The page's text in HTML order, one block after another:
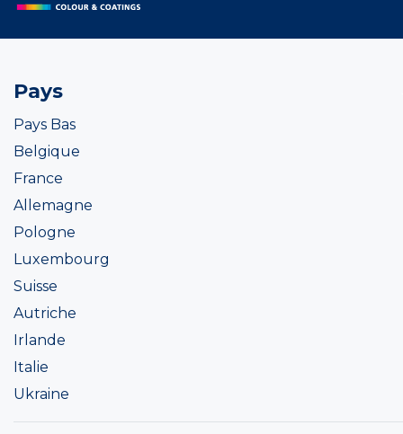
Pays
Pays Bas
Belgique
France
Allemagne
Pologne
Luxembourg
Suisse
Autriche
Irlande
Italie
Ukraine